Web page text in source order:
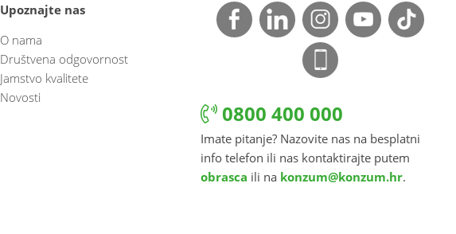
Upoznajte nas
O nama
Društvena odgovornost
Jamstvo kvalitete
Novosti
0800 400 000
Imate pitanje? Nazovite nas na besplatni
info telefon ili nas kontaktirajte putem
obrasca ili na konzum@konzum.hr.